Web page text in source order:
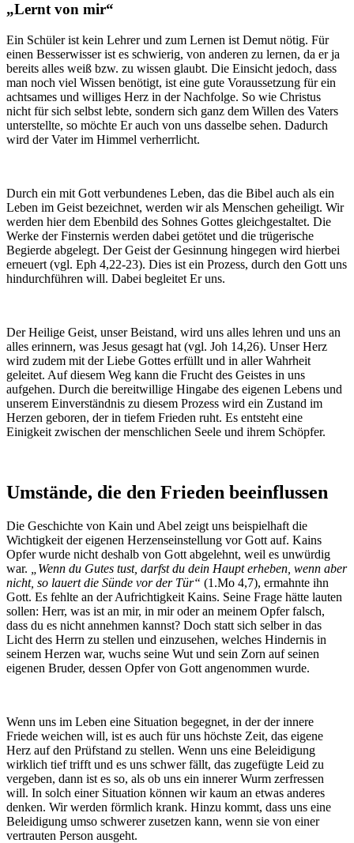
„Lernt von mir“
Ein Schüler ist kein Lehrer und zum Lernen ist Demut nötig. Für
einen Besserwisser ist es schwierig, von anderen zu lernen, da er ja
bereits alles weiß bzw. zu wissen glaubt. Die Einsicht jedoch, dass
man noch viel Wissen benötigt, ist eine gute Voraussetzung für ein
achtsames und williges Herz in der Nachfolge. So wie Christus
nicht für sich selbst lebte, sondern sich ganz dem Willen des Vaters
unterstellte, so möchte Er auch von uns dasselbe sehen. Dadurch
wird der Vater im Himmel verherrlicht.
Durch ein mit Gott verbundenes Leben, das die Bibel auch als ein
Leben im Geist bezeichnet, werden wir als Menschen geheiligt. Wir
werden hier dem Ebenbild des Sohnes Gottes gleichgestaltet. Die
Werke der Finsternis werden dabei getötet und die trügerische
Begierde abgelegt. Der Geist der Gesinnung hingegen wird hierbei
erneuert (vgl. Eph 4,22-23). Dies ist ein Prozess, durch den Gott uns
hindurchführen will. Dabei begleitet Er uns.
Der Heilige Geist, unser Beistand, wird uns alles lehren und uns an
alles erinnern, was Jesus gesagt hat (vgl. Joh 14,26). Unser Herz
wird zudem mit der Liebe Gottes erfüllt und in aller Wahrheit
geleitet. Auf diesem Weg kann die Frucht des Geistes in uns
aufgehen. Durch die bereitwillige Hingabe des eigenen Lebens und
unserem Einverständnis zu diesem Prozess wird ein Zustand im
Herzen geboren, der in tiefem Frieden ruht. Es entsteht eine
Einigkeit zwischen der menschlichen Seele und ihrem Schöpfer.
Umstände, die den Frieden beeinflussen
Die Geschichte von Kain und Abel zeigt uns beispielhaft die
Wichtigkeit der eigenen Herzenseinstellung vor Gott auf. Kains
Opfer wurde nicht deshalb von Gott abgelehnt, weil es unwürdig
war.
„Wenn du Gutes tust, darfst du dein Haupt erheben, wenn aber
nicht, so lauert die Sünde vor der Tür“ (1.Mo 4,7), ermahnte ihn
Gott. Es fehlte an der Aufrichtigkeit Kains. Seine Frage hätte lauten
sollen: Herr, was ist an mir, in mir oder an meinem Opfer falsch,
dass du es nicht annehmen kannst? Doch statt sich selber in das
Licht des Herrn zu stellen und einzusehen, welches Hindernis in
seinem Herzen war, wuchs seine Wut und sein Zorn auf seinen
eigenen Bruder, dessen Opfer von Gott angenommen wurde.
Wenn uns im Leben eine Situation begegnet, in der der innere
Friede weichen will, ist es auch für uns höchste Zeit, das eigene
Herz auf den Prüfstand zu stellen. Wenn uns eine Beleidigung
wirklich tief trifft und es uns schwer fällt, das zugefügte Leid zu
vergeben, dann ist es so, als ob uns ein innerer Wurm zerfressen
will. In solch einer Situation können wir kaum an etwas anderes
denken. Wir werden förmlich krank. Hinzu kommt, dass uns eine
Beleidigung umso schwerer zusetzen kann, wenn sie von einer
vertrauten Person ausgeht.